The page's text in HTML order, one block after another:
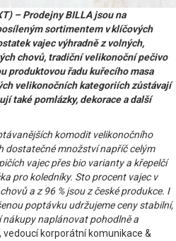
– Prodejny BILLA jsou na
sortimentem v klíčových
vajec výhradně z volných,
chovů, tradiční velikonoční pečivo
produktovou řadu kuřecího masa
velikonočních kategoriích zůstávají
také pomlázky, dekorace a další
komodit velikonočního
dostatečné množství napříč celým
vajec přes bio varianty a křepelčí
pro koledníky. Sto procent vajec v
a z 96 % jsou z české produkce. I
poptávku udržujeme ceny stabilní,
naplánovat pohodlně a
vedoucí korporátní komunikace &